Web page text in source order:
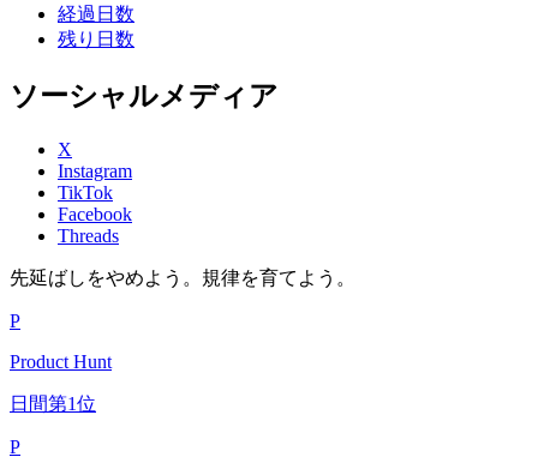
経過日数
残り日数
ソーシャルメディア
X
Instagram
TikTok
Facebook
Threads
先延ばしをやめよう。規律を育てよう。
P
Product Hunt
日間第1位
P